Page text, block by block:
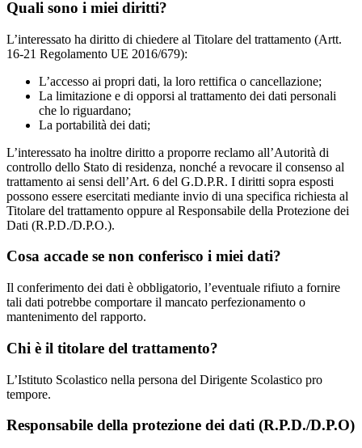
Quali sono i miei diritti?
L’interessato ha diritto di chiedere al Titolare del trattamento (Artt.
16-21 Regolamento UE 2016/679):
L’accesso ai propri dati, la loro rettifica o cancellazione;
La limitazione e di opporsi al trattamento dei dati personali
che lo riguardano;
La portabilità dei dati;
L’interessato ha inoltre diritto a proporre reclamo all’Autorità di
controllo dello Stato di residenza, nonché a revocare il consenso al
trattamento ai sensi dell’Art. 6 del G.D.P.R. I diritti sopra esposti
possono essere esercitati mediante invio di una specifica richiesta al
Titolare del trattamento oppure al Responsabile della Protezione dei
Dati (R.P.D./D.P.O.).
Cosa accade se non conferisco i miei dati?
Il conferimento dei dati è obbligatorio, l’eventuale rifiuto a fornire
tali dati potrebbe comportare il mancato perfezionamento o
mantenimento del rapporto.
Chi è il titolare del trattamento?
L’Istituto Scolastico nella persona del Dirigente Scolastico pro
tempore.
Responsabile della protezione dei dati (R.P.D./D.P.O)